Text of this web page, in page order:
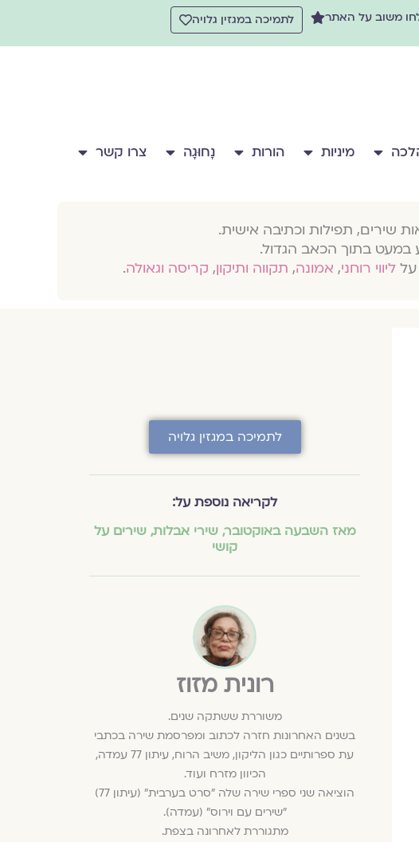
משוב על האתר לתמיכה במגזין גלויה
מיניות הורות נָחוּגָה צרו קשר
שירים, תפילות וכתיבה אישית.
במעט בתוך הכאב הגדול.
על ליווי רוחני, אמונה, תקווה ותיקון, קריסה וגאולה.
לתמיכה במגזין גלויה
לקריאה נוספת על:
מאז השבעה באוקטובר,שירי אבלות,שירים על
קושי
רונית מזוז
משוררת ששתקה שנים.
בשנים האחרונות חזרה לכתוב ומפרסמת שירה בכתבי
עת ספרותיים כגון הליקון, משיב הרוח, עיתון 77 עמדה,
הכיוון מזרח ועוד.
הוציאה שני ספרי שירה שלה "סרט בערבית" (עיתון 77)
"שירים עם וירוס" (עמדה).
מתגוררת לאחרונה בצפת.